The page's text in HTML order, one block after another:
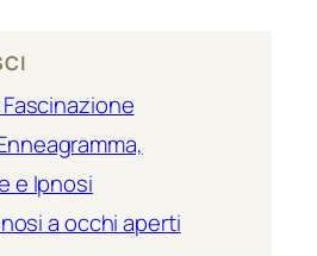
e Ipnosi
a occhi aperti